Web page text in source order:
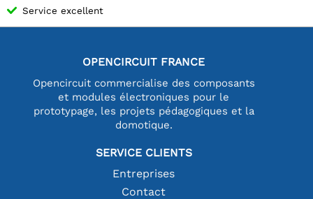
Service excellent
OPENCIRCUIT FRANCE
Opencircuit commercialise des composants
et modules électroniques pour le
prototypage, les projets pédagogiques et la
domotique.
SERVICE CLIENTS
Entreprises
Contact